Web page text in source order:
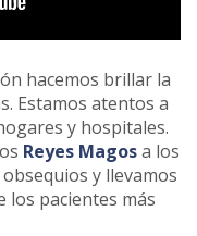
hacemos brillar la
Estamos atentos a
y hospitales.
Reyes Magosa los
y llevamos
los pacientes más